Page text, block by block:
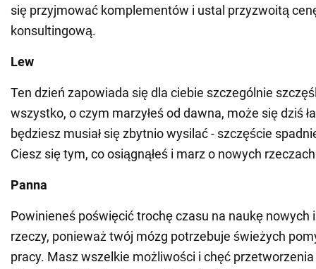
się przyjmować komplementów i ustal przyzwoitą
konsultingową.
Lew
Ten dzień zapowiada się dla ciebie szczególnie
wszystko, o czym marzyłeś od dawna, może się dziś
będziesz musiał się zbytnio wysilać - szczęście
Ciesz się tym, co osiągnąłeś i marz o nowych
Panna
Powinieneś poświęcić trochę czasu na naukę nowych
rzeczy, ponieważ twój mózg potrzebuje świeżych
pracy. Masz wszelkie możliwości i chęć